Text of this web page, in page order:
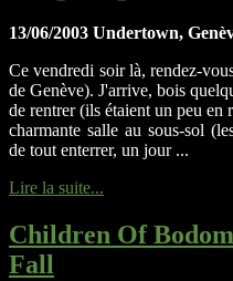
13/06/2003 Undertown,
Ce vendredi soir là, rendez-
de Genève). J'arrive, bois
de rentrer (ils étaient un peu en
charmante salle au sous-sol
de tout enterrer, un jour ...
Lire la suite...
Children Of
Fall